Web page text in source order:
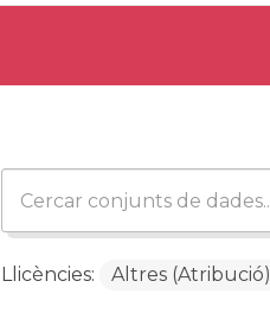
Llicències: Altres (Atribució)